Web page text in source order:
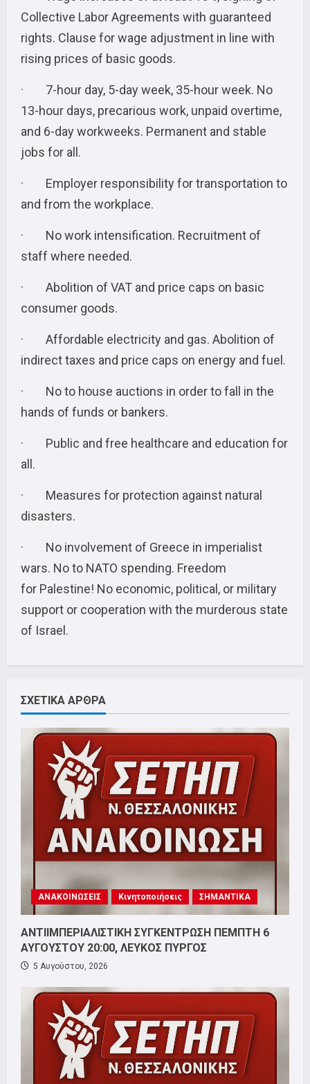
Collective Labor Agreements with guaranteed
rights. Clause for wage adjustment in line with
rising prices of basic goods.
· 7-hour day, 5-day week, 35-hour week. No
13-hour days, precarious work, unpaid overtime,
and 6-day workweeks. Permanent and stable
jobs for all.
· Employer responsibility for transportation to
and from the workplace.
· No work intensification. Recruitment of
staff where needed.
· Abolition of VAT and price caps on basic
consumer goods.
· Affordable electricity and gas. Abolition of
indirect taxes and price caps on energy and fuel.
· No to house auctions in order to fall in the
hands of funds or bankers.
· Public and free healthcare and education for
all.
· Measures for protection against natural
disasters.
· No involvement of Greece in imperialist
wars. No to NATO spending. Freedom
for Palestine! No economic, political, or military
support or cooperation with the murderous state
of Israel.
ΣΧΕΤΙΚΑ ΑΡΘΡΑ
ΑΝΑΚΟΙΝΩΣΕΙΣ Κινητοποιήσεις ΣΗΜΑΝΤΙΚΑ
ΑΝΤΙΙΜΠΕΡΙΑΛΙΣΤΙΚΗ ΣΥΓΚΕΝΤΡΩΣΗ ΠΕΜΠΤΗ 6
ΑΥΓΟΥΣΤΟΥ 20:00, ΛΕΥΚΟΣ ΠΥΡΓΟΣ
5 Αυγούστου, 2026